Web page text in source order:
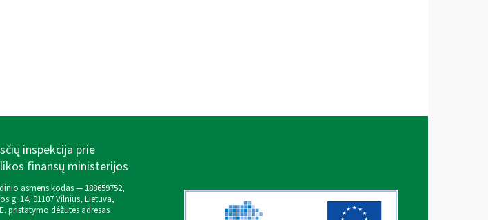
inspekcija prie
finansų ministerijos
asmens kodas — 188659752,
g. 14, 01107 Vilnius, Lietuva,
pristatymo dėžutės adresas